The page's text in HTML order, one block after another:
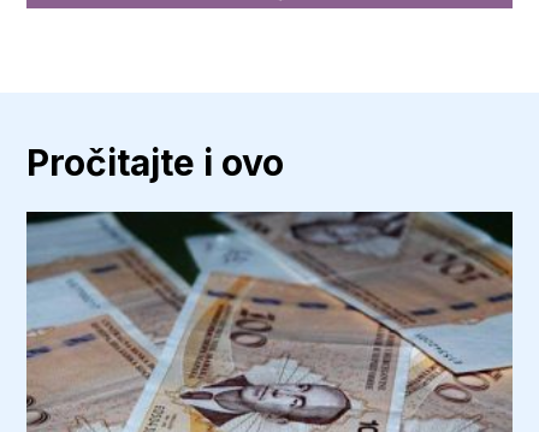
Pročitajte i ovo